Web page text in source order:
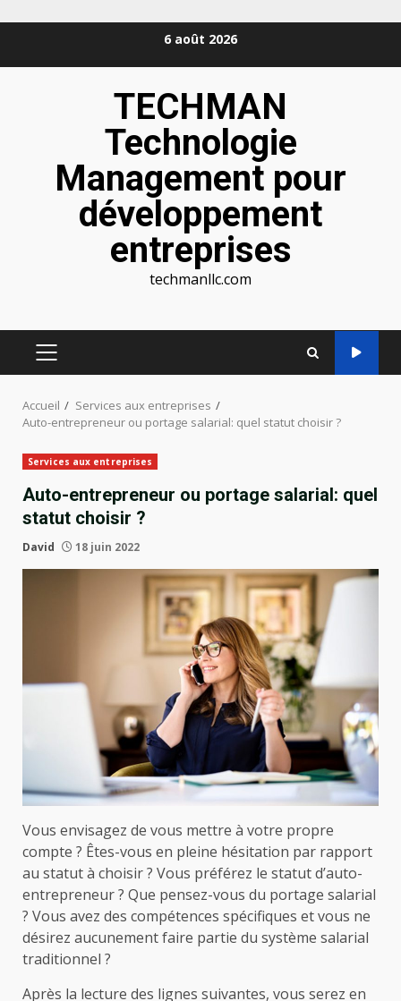
6 août 2026
TECHMAN
Technologie
Management pour
développement
entreprises
techmanllc.com
MENU
Accueil
Services aux entreprises
Auto-entrepreneur ou portage salarial: quel statut choisir ?
Services aux entreprises
Auto-entrepreneur ou portage salarial: quel
statut choisir ?
David 18 juin 2022
Vous envisagez de vous mettre à votre propre
compte ? Êtes-vous en pleine hésitation par rapport
au statut à choisir ? Vous préférez le statut d’auto-
entrepreneur ? Que pensez-vous du portage salarial
? Vous avez des compétences spécifiques et vous ne
désirez aucunement faire partie du système salarial
traditionnel ?
Après la lecture des lignes suivantes, vous serez en